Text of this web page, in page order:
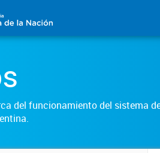
del funcionamiento del sistema